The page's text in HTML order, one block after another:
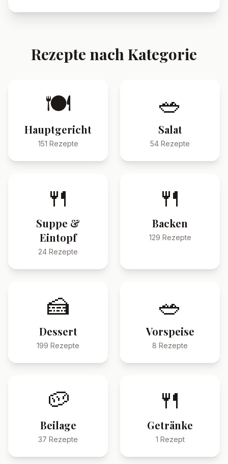
Rezepte nach Kategorie
🍽️
Hauptgericht
151 Rezepte
🥗
Salat
54 Rezepte
🍴
Suppe &
Eintopf
24 Rezepte
🍴
Backen
129 Rezepte
🍰
Dessert
199 Rezepte
🥗
Vorspeise
8 Rezepte
🥔
Beilage
37 Rezepte
🍴
Getränke
1 Rezept